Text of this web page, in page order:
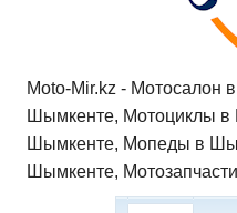
Moto-Mir.kz - Мотосалон
Шымкенте, Мотоциклы
Шымкенте, Мопеды в
Шымкенте,